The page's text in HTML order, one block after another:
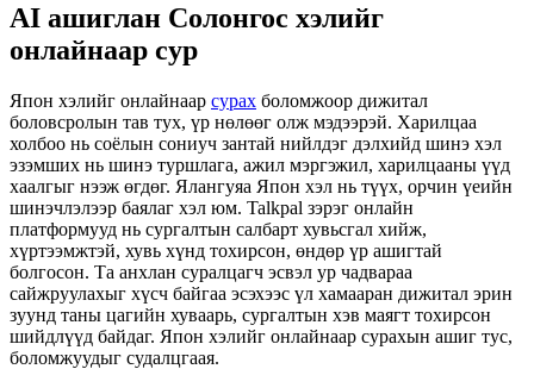
AI ашиглан Солонгос хэлийг
онлайнаар сур
Япон хэлийг онлайнаар сурах боломжоор дижитал
боловсролын тав тух, үр нөлөөг олж мэдээрэй. Харилцаа
холбоо нь соёлын сониуч зантай нийлдэг дэлхийд шинэ хэл
эзэмших нь шинэ туршлага, ажил мэргэжил, харилцааны үүд
хаалгыг нээж өгдөг. Ялангуяа Япон хэл нь түүх, орчин үеийн
шинэчлэлээр баялаг хэл юм. Talkpal зэрэг онлайн
платформууд нь сургалтын салбарт хувьсгал хийж,
хүртээмжтэй, хувь хүнд тохирсон, өндөр үр ашигтай
болгосон. Та анхлан суралцагч эсвэл ур чадвараа
сайжруулахыг хүсч байгаа эсэхээс үл хамааран дижитал эрин
зуунд таны цагийн хуваарь, сургалтын хэв маягт тохирсон
шийдлүүд байдаг. Япон хэлийг онлайнаар сурахын ашиг тус,
боломжуудыг судалцгаая.